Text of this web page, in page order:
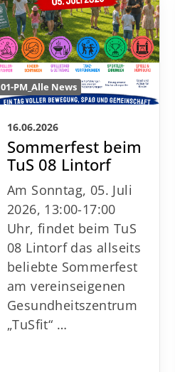
01-PM_Alle News
16.06.2026
Sommerfest beim
TuS 08 Lintorf
Am Sonntag, 05. Juli
2026, 13:00-17:00
Uhr, findet beim TuS
08 Lintorf das allseits
beliebte Sommerfest
am vereinseigenen
Gesundheitszentrum
„TuSfit“ …